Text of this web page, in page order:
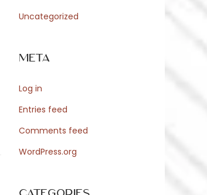
Uncategorized
Meta
Log in
Entries feed
Comments feed
WordPress.org